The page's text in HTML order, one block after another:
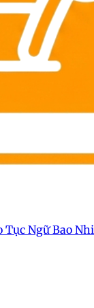
Tục NgữBao